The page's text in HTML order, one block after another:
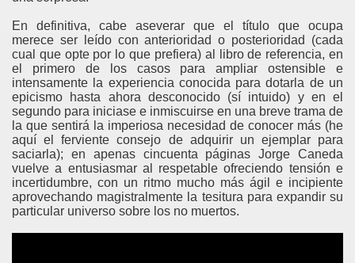
En definitiva, cabe aseverar que el título que ocupa
merece ser leído con anterioridad o posterioridad (cada
cual que opte por lo que prefiera) al libro de referencia, en
el primero de los casos para ampliar ostensible e
intensamente la experiencia conocida para dotarla de un
epicismo hasta ahora desconocido (sí intuido) y en el
segundo para iniciase e inmiscuirse en una breve trama de
la que sentirá la imperiosa necesidad de conocer más (he
aquí el ferviente consejo de adquirir un ejemplar para
saciarla); en apenas cincuenta páginas Jorge Caneda
vuelve a entusiasmar al respetable ofreciendo tensión e
incertidumbre, con un ritmo mucho más ágil e incipiente
aprovechando magistralmente la tesitura para expandir su
particular universo sobre los no muertos.